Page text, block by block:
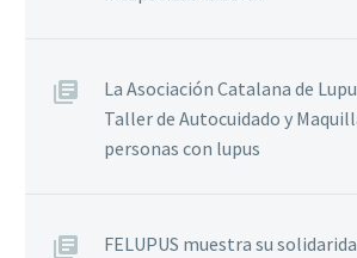
La Asociación Catalana de
Taller de Autocuidado y
personas con lupus
FELUPUS muestra su